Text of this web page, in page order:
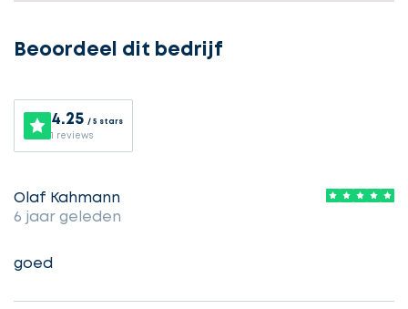
Beoordeel dit bedrijf
4.25 / 5 stars
1 reviews
Olaf Kahmann
6 jaar geleden
goed
service
uw
opdracht
Ontvang
gratis